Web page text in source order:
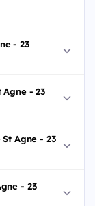
- 23
- 23
Agne - 23
- 23